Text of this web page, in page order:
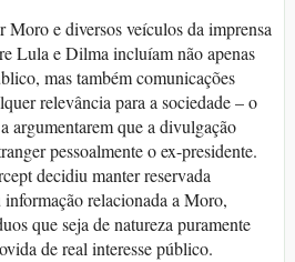
Moro e diversos veículos da imprensa
Lula e Dilma incluíam não apenas
mas também comunicações
relevância para a sociedade – o
argumentarem que a divulgação
pessoalmente o ex-presidente.
decidiu manter reservada
relacionada a Moro,
que seja de natureza puramente
de real interesse público.